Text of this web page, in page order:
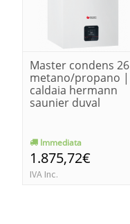
Master condens 26
metano/propano |
caldaia hermann
saunier duval
Immediata
1.875,72€
IVA Inc.